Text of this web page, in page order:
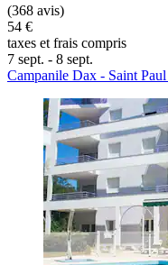
(368 avis)
54 €
taxes et frais compris
7 sept. - 8 sept.
Campanile Dax - Saint